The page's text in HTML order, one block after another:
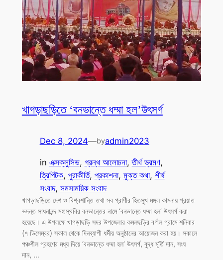
খাগড়াছড়িতে ‘বনভান্তে ধম্মা হল’উৎসর্গ
Dec 8, 2024—byadmin2023
in এক্সক্লুসিভ, গ্রন্থ আলোচনা, তীর্থ ভ্রমণ
ত্রিপিটক, পুরাকীর্তি, প্রকাশনা, মুক্ত কথা, শীর্ষ
সংবাদ, সমসাময়িক সংবাদ
খাগড়াছড়িতে দেশ ও বিশ্বশান্তি তথা সব প্রাণীর হিতসুখ মঙ্গল কামনায় প্রয়াত
ভদন্ত সাধনানন্দ মহাস্থবির বনভান্তের নামে ‘বনভান্তে ধম্মা হল’ উৎসর্গ করা
হয়েছে। এ উপলক্ষে খাগড়াছড়ি সদর উপজেলার কমলছড়ির বর্ণাল গ্রামে শনিবার
(৭ ডিসেম্বর) সকাল থেকে দিনব্যাপী ধর্মীয় অনুষ্ঠানের আয়োজন করা হয়। সকালে
পঞ্চশীল গ্রহণের মধ্য দিয়ে ‘বনভান্তে ধম্মা হল’ উৎসর্গ, বুদ্ধ মূর্তি দান, সংঘ
দান, …